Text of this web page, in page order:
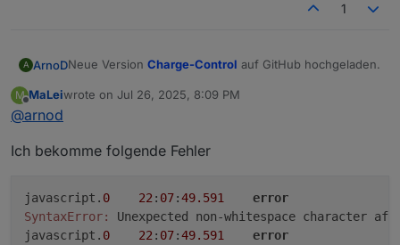
1
A ArnoDNeue Version Charge-Control auf GitHub hochgeladen.
Version: 1.6.2
Laderegelung durchgeführt.
M
Offline
MaLeiwrote on Jul 26, 2025, 8:09 PM
last edited by
@arnod
Ich bekomme folgende Fehler
javascript. 0 22 : 07:49.591
error
SyntaxError:
Unexpected non-whitespace character
javascript. 0 22 : 07:49.591
error